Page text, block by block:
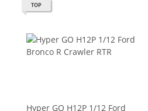
TOP
Hyper GO H12P 1/12 Ford